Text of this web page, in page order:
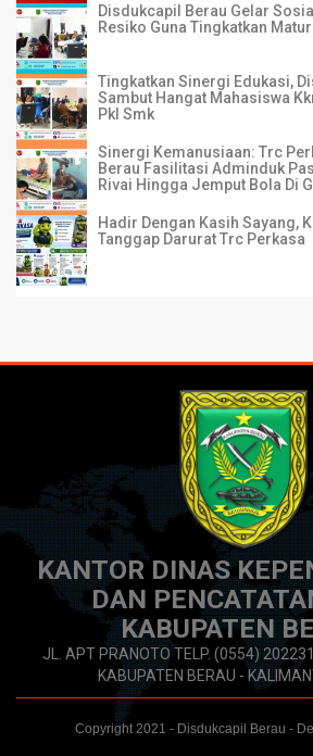
Disdukcapil Berau Gelar
Resiko Guna Tingkatkan
Tingkatkan Sinergi Edukasi,
Sambut Hangat Mahasiswa
Pkl Smk
Sinergi Kemanusiaan: Trc
Berau Fasilitasi Adminduk
Rivai Hingga Jemput Bola Di
Hadir Dengan Kasih Sayang,
Tanggap Darurat Trc Perkasa
KANTOR DINAS
DAN
KABUPATEN
JL. APT PRANOTO TELP. (0554)
KABUPATEN BERAU -
Copyright 2021 - Disdukcapil Berau -